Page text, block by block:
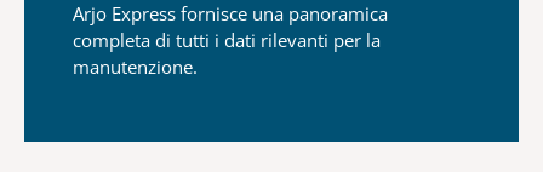
Arjo Express fornisce una panoramica
completa di tutti i dati rilevanti per la
manutenzione.